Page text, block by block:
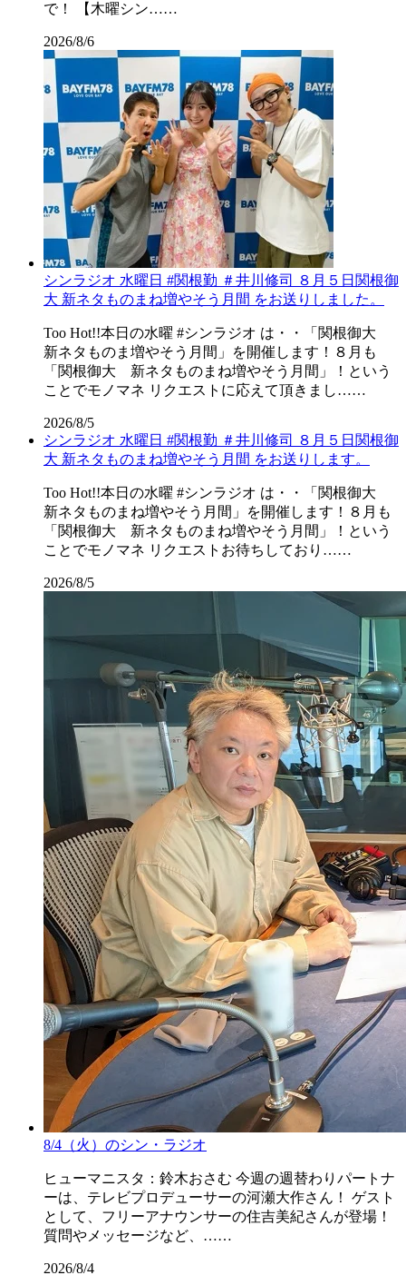
で！ 【木曜シン……
2026/8/6
シンラジオ 水曜日 #関根勤 ＃井川修司 ８月５日関根御
大 新ネタものまね増やそう月間 をお送りしました。
Too Hot!!本日の水曜 #シンラジオ は・・「関根御大
新ネタものま増やそう月間」を開催します！８月も
「関根御大 新ネタものまね増やそう月間」！という
ことでモノマネ リクエストに応えて頂きまし……
2026/8/5
シンラジオ 水曜日 #関根勤 ＃井川修司 ８月５日関根御
大 新ネタものまね増やそう月間 をお送りします。
Too Hot!!本日の水曜 #シンラジオ は・・「関根御大
新ネタものまね増やそう月間」を開催します！８月も
「関根御大 新ネタものまね増やそう月間」！という
ことでモノマネ リクエストお待ちしており……
2026/8/5
8/4（火）のシン・ラジオ
ヒューマニスタ：鈴木おさむ 今週の週替わりパートナ
ーは、テレビプロデューサーの河瀬大作さん！ ゲスト
として、フリーアナウンサーの住吉美紀さんが登場！
質問やメッセージなど、……
2026/8/4